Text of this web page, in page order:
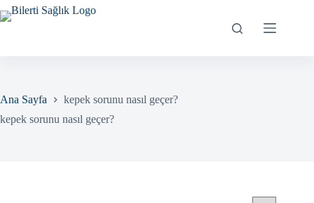
Skip
to
Ana Sayfa
kepek sorunu nasıl geçer?
kepek sorunu nasıl geçer?